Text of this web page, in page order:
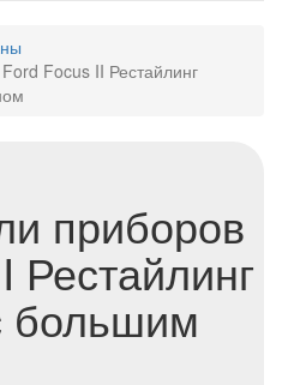
Focus II Рестайлинг
приборов
Рестайлинг
большим